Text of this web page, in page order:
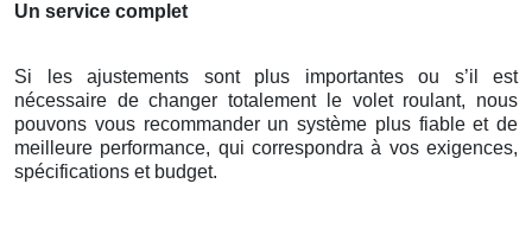
Un service complet
Si les ajustements sont plus importantes ou s’il est
nécessaire de changer totalement le volet roulant, nous
pouvons vous recommander un système plus fiable et de
meilleure performance, qui correspondra à vos exigences,
spécifications et budget.